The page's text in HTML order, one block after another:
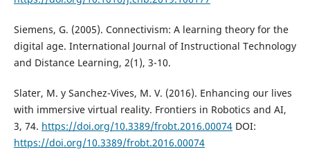
Siemens, G. (2005). Connectivism: A learning theory for the
digital age. International Journal of Instructional Technology
and Distance Learning, 2(1), 3-10.
Slater, M. y Sanchez-Vives, M. V. (2016). Enhancing our lives
with immersive virtual reality. Frontiers in Robotics and AI,
3, 74. https://doi.org/10.3389/frobt.2016.00074DOI:
https://doi.org/10.3389/frobt.2016.00074